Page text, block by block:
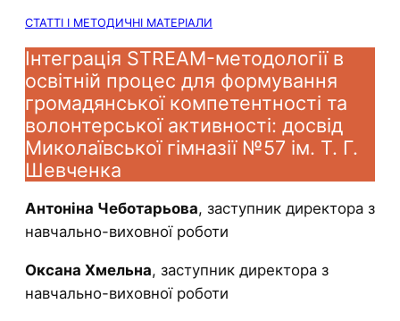
СТАТТІ І МЕТОДИЧНІ МАТЕРІАЛИ
Інтеграція STREAM-методології в
освітній процес для формування
громадянської компетентності та
волонтерської активності: досвід
Миколаївської гімназії №57 ім. Т. Г.
Шевченка
Антоніна Чеботарьова, заступник директора з
навчально-виховної роботи
Оксана Хмельна, заступник директора з
навчально-виховної роботи